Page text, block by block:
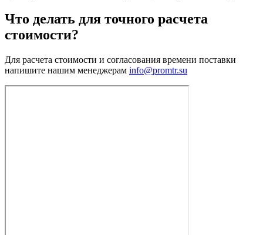
Что делать для точного расчета
стоимости?
Для расчета стоимости и согласования времени поставки
напишите нашим менеджерам info@promtr.su